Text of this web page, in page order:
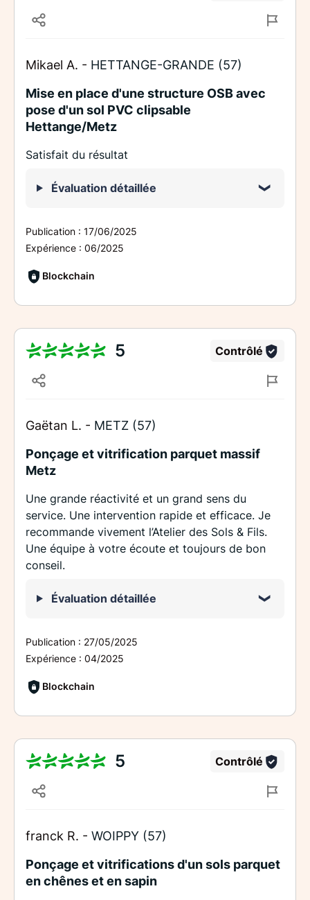
Mikael A. - HETTANGE-GRANDE (57)
Mise en place d'une structure OSB avec
pose d'un sol PVC clipsable
Hettange/Metz
Satisfait du résultat
Évaluation détaillée
Publication : 17/06/2025
Expérience : 06/2025
Blockchain
5 Contrôlé
Gaëtan L. - METZ (57)
Ponçage et vitrification parquet massif
Metz
Une grande réactivité et un grand sens du
service. Une intervention rapide et efficace. Je
recommande vivement l’Atelier des Sols & Fils.
Une équipe à votre écoute et toujours de bon
conseil.
Évaluation détaillée
Publication : 27/05/2025
Expérience : 04/2025
Blockchain
5 Contrôlé
franck R. - WOIPPY (57)
Ponçage et vitrifications d'un sols parquet
en chênes et en sapin